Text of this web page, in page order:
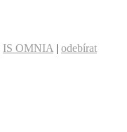
IS OMNIA | odebírat